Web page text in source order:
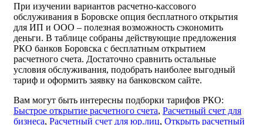
При изучении вариантов расчетно-кассового
обслуживания в Боровске опция бесплатного открытия
для ИП и ООО – полезная возможность сэкономить
деньги. В таблице собраны действующие предложения
РКО банков Боровска с бесплатным открытием
расчетного счета. Достаточно сравнить остальные
условия обслуживания, подобрать наиболее выгодный
тариф и оформить заявку на банковском сайте.
Вам могут быть интересны подборки тарифов РКО:
Быстрое открытие расчетного счета, Расчетный счет для
бизнеса, Расчетный счет для юр.лиц, Открыть расчетный